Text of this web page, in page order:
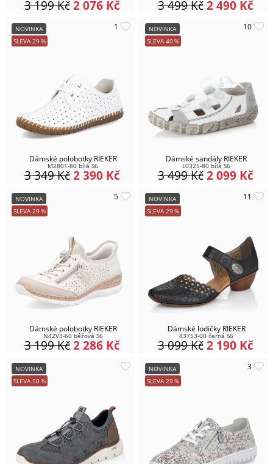
2 076 Kč
3 199Kč 2 490 Kč
3 499Kč
NOVINKA
SLEVA 29%
Dámské polobotky RIEKER
M2801-80 bílá S6
2 390 Kč
3 349Kč
NOVINKA
SLEVA 40%
Dámské sandály RIEKER
L0325-80 bílá S6
2 099 Kč
3 499Kč
NOVINKA
SLEVA 29%
Dámské polobotky RIEKER
N42V3-60 béžová S6
2 286 Kč
3 199Kč
NOVINKA
SLEVA 29%
Dámské lodičky RIEKER
43753-00 černá S6
2 190 Kč
3 099Kč
NOVINKA
SLEVA 50%
NOVINKA
SLEVA 29%